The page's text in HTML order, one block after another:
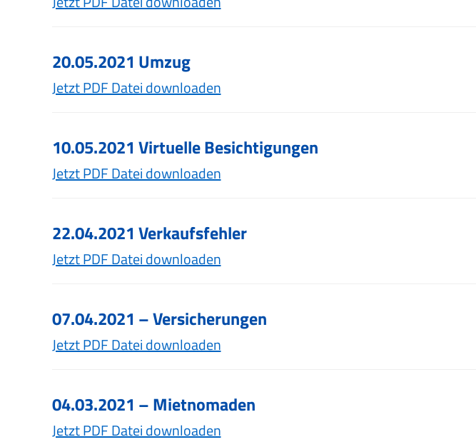
20.05.2021 Umzug
Jetzt PDF Datei downloaden
10.05.2021 Virtuelle Besichtigungen
Jetzt PDF Datei downloaden
22.04.2021 Verkaufsfehler
Jetzt PDF Datei downloaden
07.04.2021 – Versicherungen
Jetzt PDF Datei downloaden
04.03.2021 – Mietnomaden
Jetzt PDF Datei downloaden